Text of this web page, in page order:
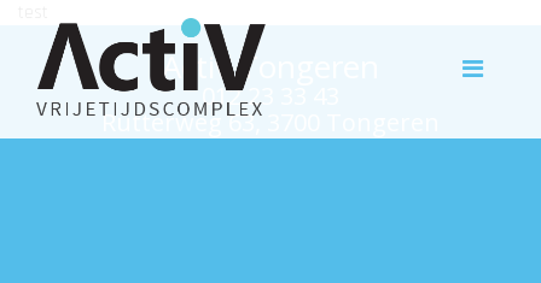
Activ Tongeren
012 23 33 43
Rutterweg 63, 3700 Tongeren